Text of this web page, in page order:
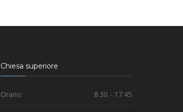
Chiesa superiore
Orario: 8.30 - 17.45